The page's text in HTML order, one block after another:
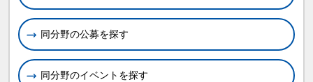
同分野の公募を探す
同分野のイベントを探す